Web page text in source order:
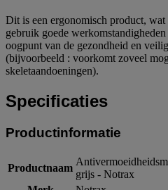
Dit is een ergonomisch product,
gebruik goede
oogpunt van de gezondheid en
(bijvoorbeeld : voorkomt zoveel
skeletaandoeningen).
Specificaties
Productinformatie
Productnaam
grijs - Notrax